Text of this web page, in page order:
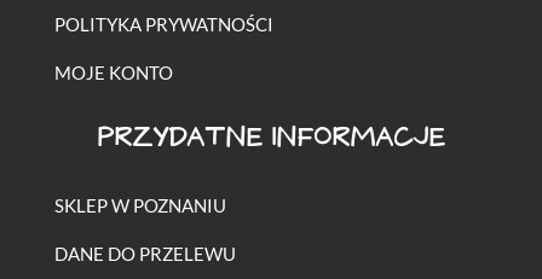
POLITYKA PRYWATNOŚCI
MOJE KONTO
PRZYDATNE INFORMACJE
SKLEP W POZNANIU
DANE DO PRZELEWU